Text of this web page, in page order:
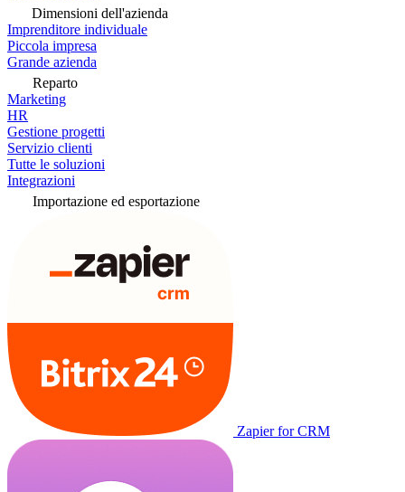
Dimensioni dell'azienda
Imprenditore individuale
Piccola impresa
Grande azienda
Reparto
Marketing
HR
Gestione progetti
Servizio clienti
Tutte le soluzioni
Integrazioni
Importazione ed esportazione
Zapier for CRM